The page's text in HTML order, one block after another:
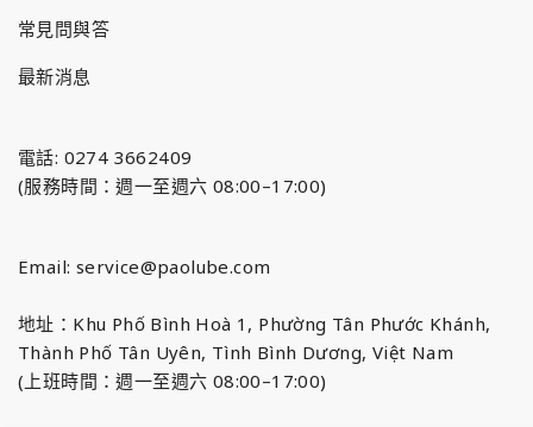
常見問與答
最新消息
電話: 0274 3662409
(服務時間：週一至週六 08:00–17:00)
Email: service@paolube.com
地址：Khu Phố Bình Hoà 1, Phường Tân Phước Khánh,
Thành Phố Tân Uyên, Tình Bình Dương, Việt Nam
(上班時間：週一至週六 08:00–17:00)